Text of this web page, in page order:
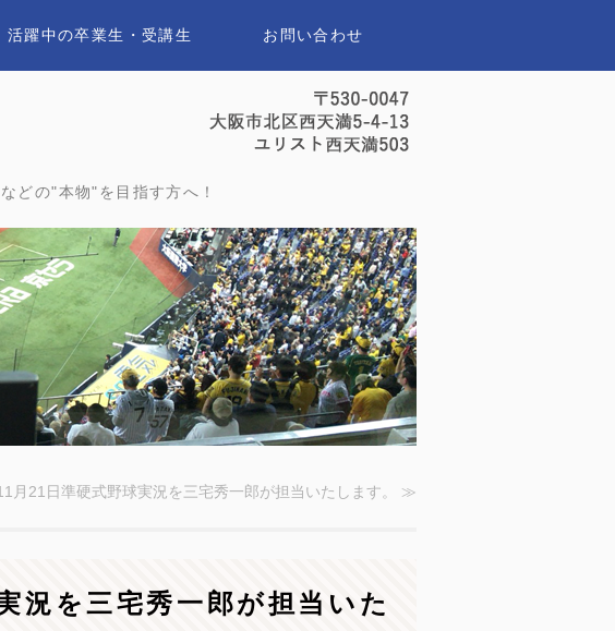
ユウセイスポーツアナウンススクール
どの"本物"を目指す方へ！
活躍中の卒業生・受講生 お問い合わせ
月21日準硬式野球実況を三宅秀一郎が担当いたします。 ≫
況を三宅秀一郎が担当いた